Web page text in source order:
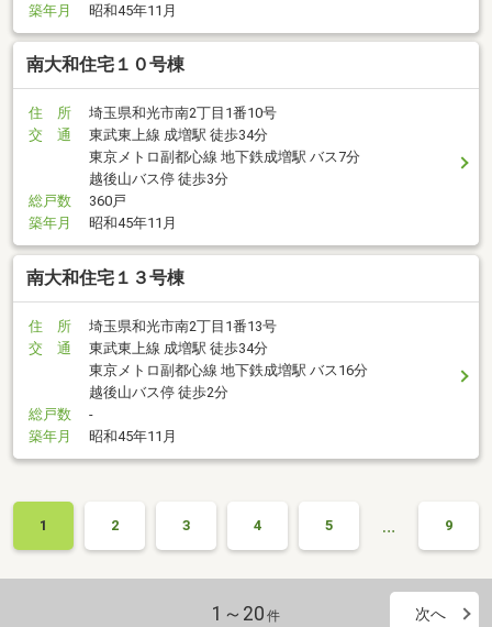
築年月
昭和45年11月
南大和住宅１０号棟
住 所
埼玉県和光市南2丁目1番10号
交 通
東武東上線 成増駅 徒歩34分
東京メトロ副都心線 地下鉄成増駅 バス7分
越後山バス停 徒歩3分
総戸数
360戸
築年月
昭和45年11月
南大和住宅１３号棟
住 所
埼玉県和光市南2丁目1番13号
交 通
東武東上線 成増駅 徒歩34分
東京メトロ副都心線 地下鉄成増駅 バス16分
越後山バス停 徒歩2分
総戸数
-
築年月
昭和45年11月
1 2 3 4 5 … 9
1～20 件 次へ